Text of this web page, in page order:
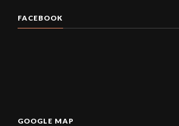
FACEBOOK
GOOGLE MAP